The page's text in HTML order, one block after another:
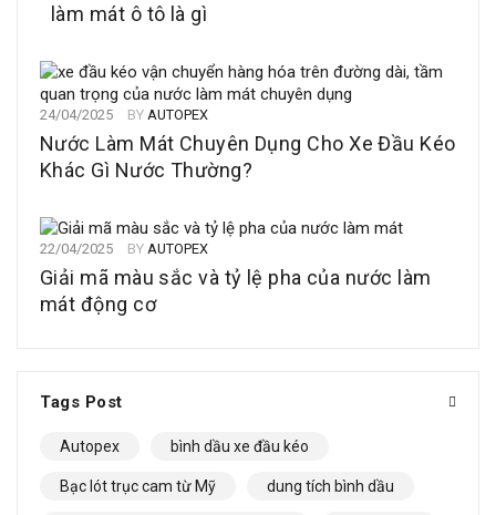
làm mát ô tô là gì
24/04/2025 BY AUTOPEX
Nước Làm Mát Chuyên Dụng Cho Xe Đầu Kéo
Khác Gì Nước Thường?
22/04/2025 BY AUTOPEX
Giải mã màu sắc và tỷ lệ pha của nước làm
mát động cơ
Tags Post
Autopex bình dầu xe đầu kéo
Bạc lót trục cam từ Mỹ dung tích bình dầu